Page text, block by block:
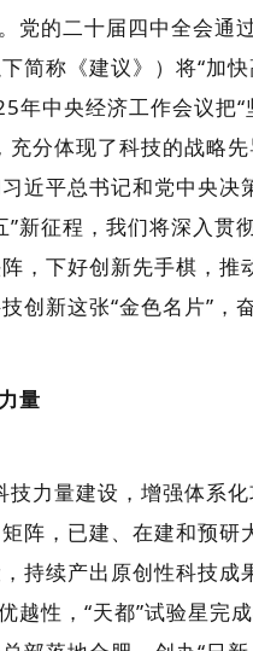
党的二十届四中全会通
简称《建议》）将“加
年中央经济工作会议把
分体现了科技的战略
近平总书记和党中央
新征程，我们将深入贯
，下好创新先手棋，
创新这张“金色名片”，
量
力量建设，增强体系化
阵，已建、在建和预
持续产出原创性科技成
越性，“天都”试验星完